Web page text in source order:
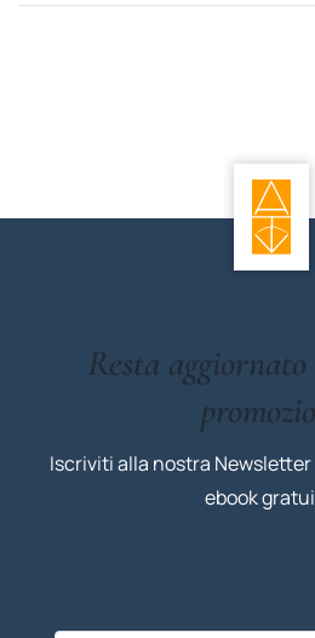
Resta
Iscriviti alla nostra
ebook